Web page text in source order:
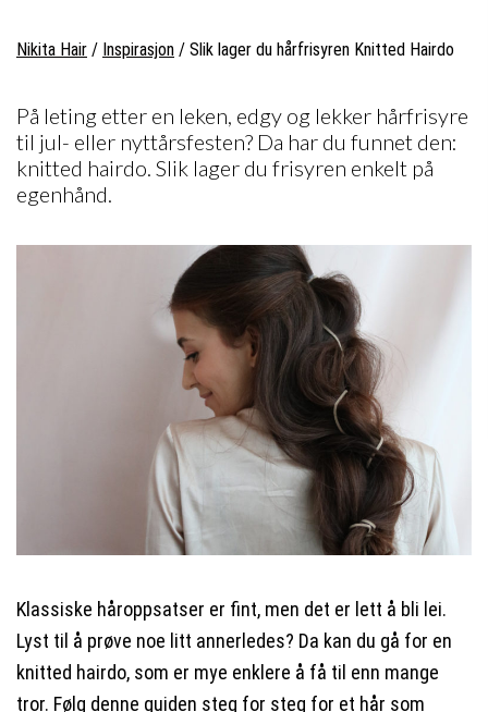
Nikita Hair / Inspirasjon / Slik lager du hårfrisyren Knitted Hairdo
På leting etter en leken, edgy og lekker hårfrisyre
til jul- eller nyttårsfesten? Da har du funnet den:
knitted hairdo. Slik lager du frisyren enkelt på
egenhånd.
Klassiske håroppsatser er fint, men det er lett å bli lei.
Lyst til å prøve noe litt annerledes? Da kan du gå for en
knitted hairdo, som er mye enklere å få til enn mange
tror. Følg denne guiden steg for steg for et hår som